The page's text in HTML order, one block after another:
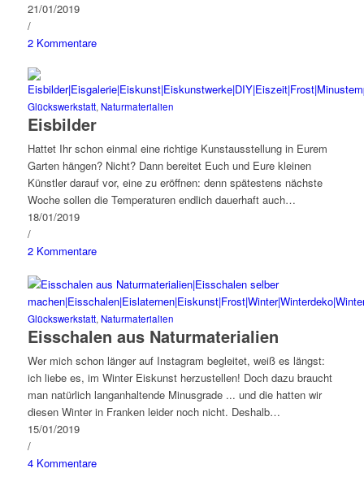
21/01/2019
/
2 Kommentare
Glückswerkstatt, Naturmaterialien
Eisbilder
Hattet Ihr schon einmal eine richtige Kunstausstellung in Eurem
Garten hängen? Nicht? Dann bereitet Euch und Eure kleinen
Künstler darauf vor, eine zu eröffnen: denn spätestens nächste
Woche sollen die Temperaturen endlich dauerhaft auch…
18/01/2019
/
2 Kommentare
Glückswerkstatt, Naturmaterialien
Eisschalen aus Naturmaterialien
Wer mich schon länger auf Instagram begleitet, weiß es längst:
ich liebe es, im Winter Eiskunst herzustellen! Doch dazu braucht
man natürlich langanhaltende Minusgrade ... und die hatten wir
diesen Winter in Franken leider noch nicht. Deshalb…
15/01/2019
/
4 Kommentare